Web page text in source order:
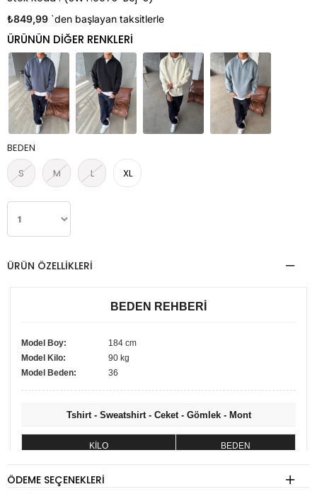
₺849,99 `den başlayan taksitlerle
BEDEN
S
M L XL
ÜRÜN ÖZELLIKLERI
BEDEN REHBERİ
Model Boy:
184 cm
Model Kilo:
90 kg
Model Beden:
36
Tshirt - Sweatshirt - Ceket - Gömlek - Mont
KİLO BEDEN
ÖDEME SEÇENEKLERI